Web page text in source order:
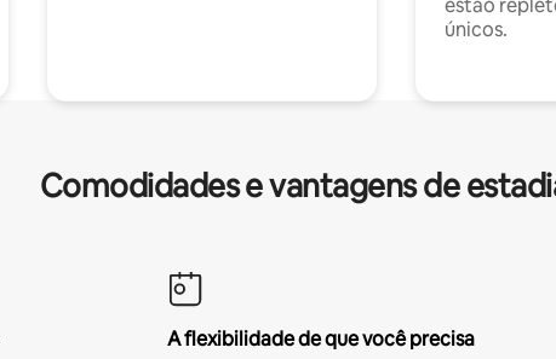
estão
únicos.
Comodidades e vantagens de
A flexibilidade de que você precisa